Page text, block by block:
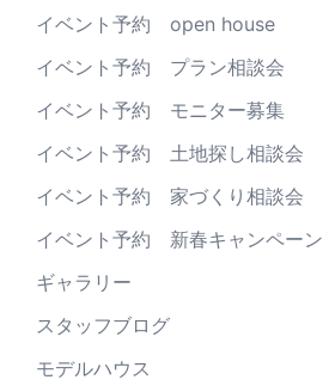
イベント予約 open house
イベント予約 プラン相談会
イベント予約 モニター募集
イベント予約 土地探し相談会
イベント予約 家づくり相談会
イベント予約 新春キャンペーン
ギャラリー
スタッフブログ
モデルハウス